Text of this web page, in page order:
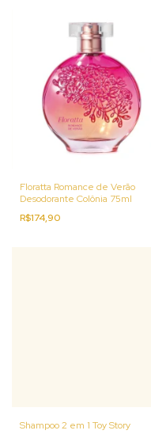
Floratta Romance de Verão
Desodorante Colônia 75ml
R$174,90
Shampoo 2 em 1 Toy Story